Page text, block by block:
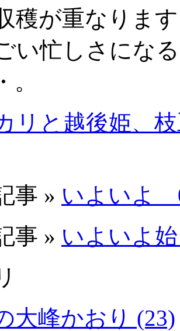
穫が重なりま
い忙しさにな
。
リと越後姫、
事 » いよいよ
事 » いよいよ
大峰かおり (23)